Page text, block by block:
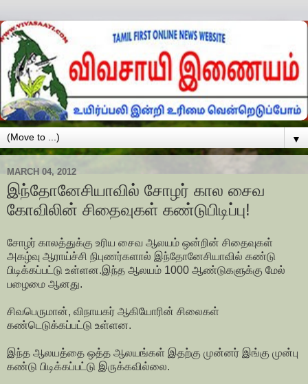
▼
MARCH 04, 2012
இந்தோனேசியாவில் சோழர் கால சைவ
கோவிலின் சிதைவுகள் கண்டுபிடிப்பு!
சோழர் காலத்துக்கு உரிய சைவ ஆலயம் ஒன்றின் சிதைவுகள்
அகழ்வு ஆராய்ச்சி நிபுணர்களால் இந்தோனேசியாவில் கண்டு
பிடிக்கப்பட்டு உள்ளன.இந்த ஆலயம் 1000 ஆண்டுகளுக்கு மேல்
பழைமை ஆனது.
சிவபெருமான், விநாயகர் ஆகியோரின் சிலைகள்
கண்டெடுக்கப்பட்டு உள்ளன.
இந்த ஆலயத்தை ஒத்த ஆலயங்கள் இதற்கு முன்னர் இங்கு முன்பு
கண்டு பிடிக்கப்பட்டு இருக்கவில்லை.